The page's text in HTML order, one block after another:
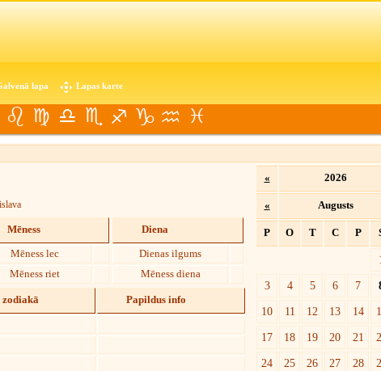
lapa Lapas karte
Mēness
Mēness lec
Mēness riet
Diena
Dienas ilgums
Mēness diena
zodiakā Papildus info
« 2026
« Augusts
P O T C P
3
4 5 6 7
10
11 12 13 14
17
18 19 20 21
24
25 26 27 28